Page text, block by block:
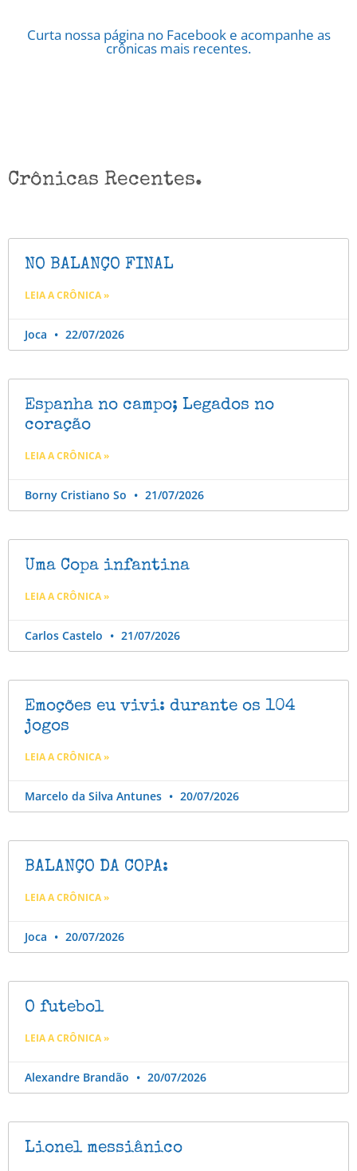
Curta nossa página no Facebook e acompanhe as
crônicas mais recentes.
Crônicas Recentes.
NO BALANÇO FINAL
LEIA A CRÔNICA »
Joca 22/07/2026
Espanha no campo; Legados no
coração
LEIA A CRÔNICA »
Borny Cristiano So 21/07/2026
Uma Copa infantina
LEIA A CRÔNICA »
Carlos Castelo 21/07/2026
Emoções eu vivi: durante os 104
jogos
LEIA A CRÔNICA »
Marcelo da Silva Antunes 20/07/2026
BALANÇO DA COPA:
LEIA A CRÔNICA »
Joca 20/07/2026
O futebol
LEIA A CRÔNICA »
Alexandre Brandão 20/07/2026
Lionel messiânico